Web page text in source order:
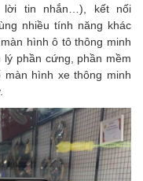
lời tin nhắn…), kết nối
nhiều tính năng khác
hình ô tô thông minh
phần cứng, phần mềm
hình xe thông minh